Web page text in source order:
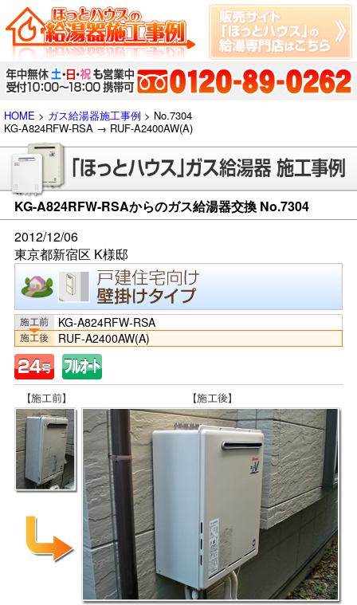
HOME > ガス給湯器施工事例 > No.7304
KG-A824RFW-RSA → RUF-A2400AW(A)
KG-A824RFW-RSAからのガス給湯器交換 No.7304
2012/12/06
東京都新宿区 K様邸
KG-A824RFW-RSA
RUF-A2400AW(A)